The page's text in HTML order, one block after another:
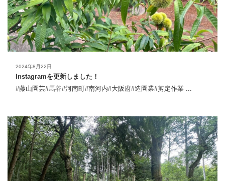
2024年8月22日
Instagramを更新しました！
#藤山園芸#馬谷#河南町#南河内#大阪府#造園業#剪定作業 ...